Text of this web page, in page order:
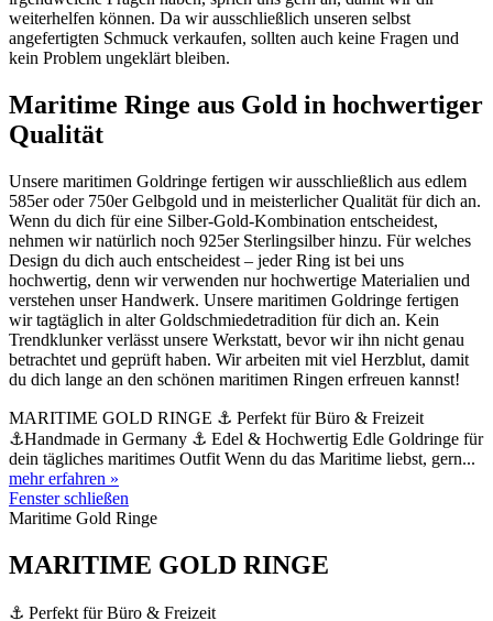
weiterhelfen können. Da wir ausschließlich unseren selbst
angefertigten Schmuck verkaufen, sollten auch keine Fragen und
kein Problem ungeklärt bleiben.
Maritime Ringe aus Gold in hochwertiger
Qualität
Unsere maritimen Goldringe fertigen wir ausschließlich aus edlem
585er oder 750er Gelbgold und in meisterlicher Qualität für dich an.
Wenn du dich für eine Silber-Gold-Kombination entscheidest,
nehmen wir natürlich noch 925er Sterlingsilber hinzu. Für welches
Design du dich auch entscheidest – jeder Ring ist bei uns
hochwertig, denn wir verwenden nur hochwertige Materialien und
verstehen unser Handwerk. Unsere maritimen Goldringe fertigen
wir tagtäglich in alter Goldschmiedetradition für dich an. Kein
Trendklunker verlässt unsere Werkstatt, bevor wir ihn nicht genau
betrachtet und geprüft haben. Wir arbeiten mit viel Herzblut, damit
du dich lange an den schönen maritimen Ringen erfreuen kannst!
MARITIME GOLD RINGE ⚓ Perfekt für Büro & Freizeit
⚓Handmade in Germany ⚓ Edel & Hochwertig Edle Goldringe für
dein tägliches maritimes Outfit Wenn du das Maritime liebst, gern...
mehr erfahren »
Fenster schließen
Maritime Gold Ringe
MARITIME GOLD RINGE
⚓ Perfekt für Büro & Freizeit